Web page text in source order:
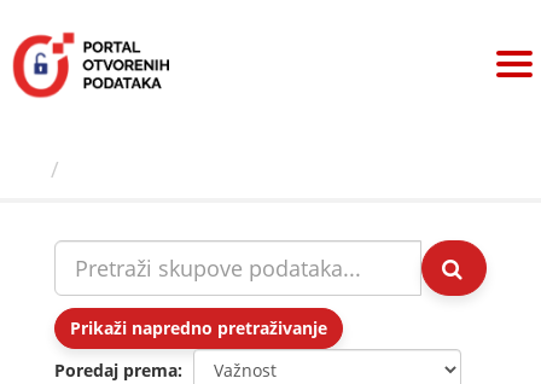
sadržaj
Prikaži napredno pretraživanje
Poredaj prema